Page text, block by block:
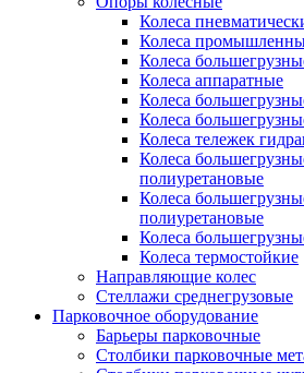
Колеса
Колеса
Колеса
Колеса аппаратные
Колеса
Колеса
Колеса тележек
Колеса
полиуретановые
Колеса
полиуретановые
Колеса
Колеса термостойкие
Направляющие колес
Стеллажи среднегрузовые
Парковочное оборудование
Барьеры парковочные
Столбики парковочные